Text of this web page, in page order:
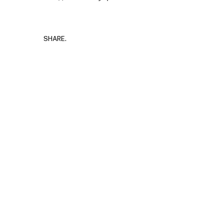
SHARE.